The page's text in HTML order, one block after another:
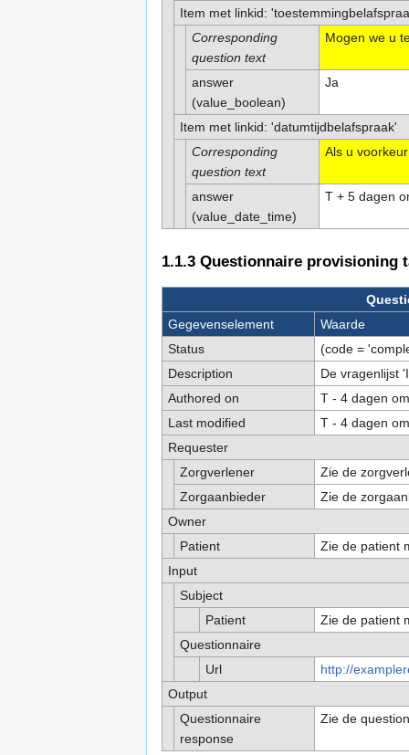
Item met linkid:
Corresponding
question text
Mogen we u
answer
(value_boolean)
Ja
Item met linkid: 'datumtijdbelafspraak'
Corresponding
question text
Als u
answer
(value_date_time)
T + 5 dagen
1.1.3 Questionnaire provisioning
Gegevenselement
Waarde
Status
(code =
Description
De vragenlijst
Authored on
T - 4 dagen
Last modified
T - 4 dagen
Requester
Zorgverlener
Zie de
Zorgaanbieder
Zie de
Owner
Patient
Zie de patient
Input
Subject
Patient
Zie de patient
Questionnaire
Url
http://
Output
Questionnaire
response
Zie de